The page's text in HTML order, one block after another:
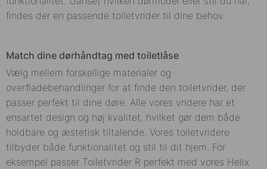
findes der en passende toiletvrider til dine behov.
Match dine dørhåndtag med toiletlåse
Vælg mellem forskellige materialer og
overfladebehandlinger for at finde den toiletvrider, der
passer perfekt til dine døre. Alle vores vridere har et
ensartet design og høj kvalitet, hvilket gør dem både
holdbare og æstetisk tiltalende. Vores toiletvridere
tilbyder både funktionalitet og stil til dit hjem. For
eksempel passer Toiletvrider R perfekt med vores Helix